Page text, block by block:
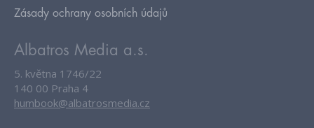
Zásady ochrany osobních údajů
Albatros Media a.s.
5. května 1746/22
140 00 Praha 4
humbook@albatrosmedia.cz